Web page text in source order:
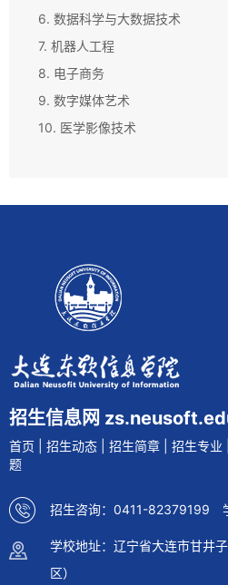
6. 数据科学与大数据技术
7. 机器人工程
8. 电子商务
9. 数字媒体艺术
10. 医学影像技术
招生信息网
首页 招生动态 招生简章 招生专业
题
招生咨询：0411-82379199
学校地址：辽宁省大连市甘井
区）